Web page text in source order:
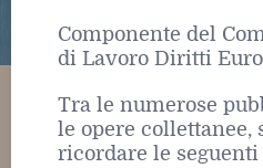
Componente del
di Lavoro Diritti
Tra le numerose
le opere collettanee,
ricordare le